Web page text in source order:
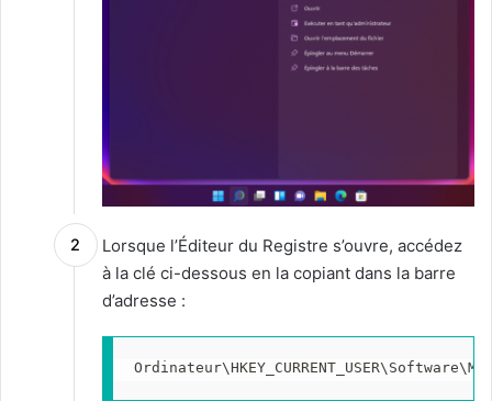
Lorsque l’Éditeur du Registre s’ouvre, accédez
à la clé ci-dessous en la copiant dans la barre
d’adresse :